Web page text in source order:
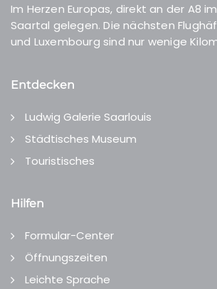
Im Herzen Europas, direkt an der A8
Saartal gelegen. Die nächsten
und Luxembourg sind nur wenige
Entdecken
Ludwig Galerie Saarlouis
Städtisches Museum
Touristisches
Hilfen
Formular-Center
Öffnungszeiten
Leichte Sprache